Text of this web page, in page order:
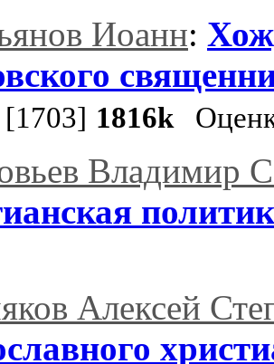
Иоанн:
[1703] 1816k
Владимир
Алексей